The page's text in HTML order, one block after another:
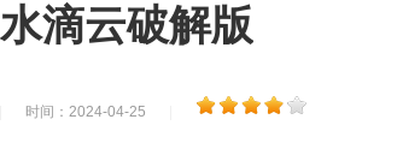
水滴云破解版
时间：2024-04-25